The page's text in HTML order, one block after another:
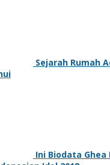
Sejarah Rumah
Ini Biodata Ghea